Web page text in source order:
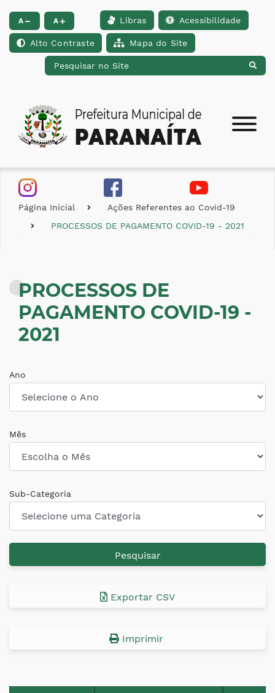
Ir para o conteúdo [alt+1] Ir para o menu [alt+2] Ir para a busca
A A Libras Acessibilidade
Alto Contraste Mapa do Site
Página Inicial
Ações Referentes ao Covid-19
PROCESSOS DE PAGAMENTO COVID-19 - 2021
PROCESSOS DE
PAGAMENTO COVID-19 -
2021
Ano
Mês
Sub-Categoria
Pesquisar
Exportar CSV
Imprimir